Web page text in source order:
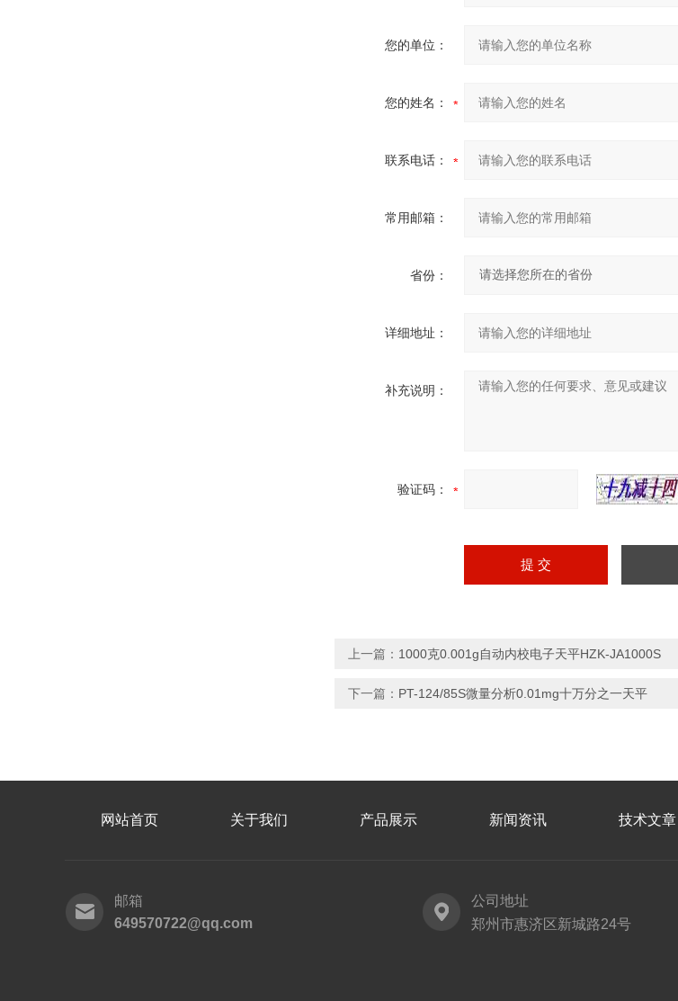
您的单位：
您的姓名：
联系电话：
常用邮箱：
省份：
详细地址：
补充说明：
验证码：
上一篇： 1000克0.001g自动内校电子天平HZK-JA1000S
下一篇： PT-124/85S微量分析0.01mg十万分之一天平
网站首页 关于我们 产品展示 新闻资讯 技术文章
邮箱
649570722@qq.com
公司地址
郑州市惠济区新城路24号